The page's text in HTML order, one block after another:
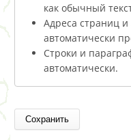
как обычный
Адреса страниц
автоматически
Строки и
автоматически.